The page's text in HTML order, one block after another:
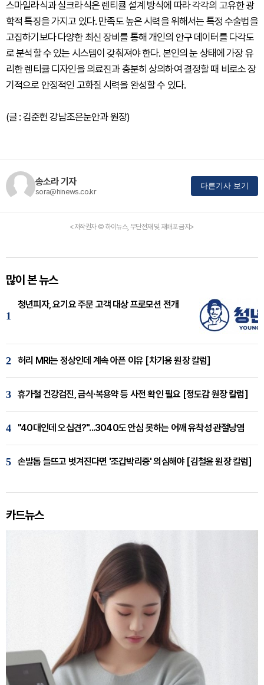
스마일라식과 실크라식은 렌티큘 설계 방식에 따라 각각의 고유한 광
학적 특징을 가지고 있다. 만족도 높은 시력을 위해서는 특정 수술법을
고집하기보다 다양한 최신 장비를 통해 개인의 안구 데이터를 다각도
로 분석할 수 있는 시스템이 갖춰져야 한다. 본인의 눈 상태에 가장 유
리한 렌티큘 디자인을 의료진과 충분히 상의하여 결정할 때 비로소 장
기적으로 안정적인 고화질 시력을 완성할 수 있다.
(글 : 김준헌 강남조은눈안과 원장)
송소라 기자
sora@hinews.co.kr
다른기사 보기
<저작권자 © 하이뉴스, 무단전재 및 재배포 금지>
많이 본 뉴스
1
청년피자, 요기요 주문 고객 대상 프로모션 전개
2 허리 MRI는 정상인데 계속 아픈 이유 [차기용 원장 칼럼]
3 휴가철 건강검진, 금식·복용약 등 사전 확인 필요 [정도감 원장 칼럼]
4 "40대인데 오십견?"...3040도 안심 못하는 어깨 유착성 관절낭염
5 손발톱 들뜨고 벗겨진다면 '조갑박리증' 의심해야 [김철윤 원장 칼럼]
카드뉴스